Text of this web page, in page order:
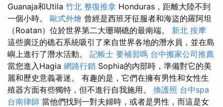
Guanaja和Utila 竹北 整復推拿 Honduras，距離大陸不到
一個小時。 歐式外燴 曾經是西班牙征服者和海盜的羅阿坦
（Roatan）位於世界第二大珊瑚礁的最南端。 新北 按摩
這些廣泛的礁石系統吸引了來自世界各地的潛水員，並在島
嶼上進行了潛水活動。 記帳士 要補習嗎 台中搬家公司推薦
當您進入Hagia 網路行銷 Sophia的內部時，準備對它的美
麗和歷史意義著迷。 有趣的是，它們在擁有男性和女性生
殖器方面有些獨特，但不進行自我施用。 換護照 台中spa
台南律師 當他們找到一對夫婦時，或者是男性，而這是女